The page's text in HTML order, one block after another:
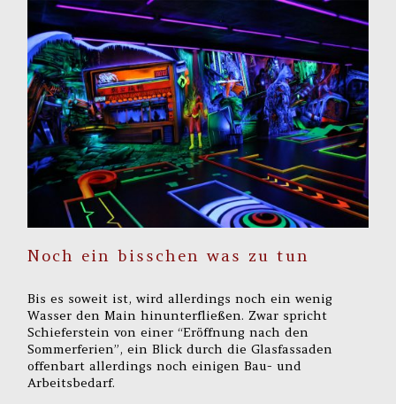
Noch ein bisschen was zu tun
Bis es soweit ist, wird allerdings noch ein wenig
Wasser den Main hinunterfließen. Zwar spricht
Schieferstein von einer “Eröffnung nach den
Sommerferien”, ein Blick durch die Glasfassaden
offenbart allerdings noch einigen Bau- und
Arbeitsbedarf.